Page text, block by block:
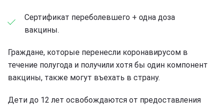
Сертификат переболевшего + одна доза
вакцины.
Граждане, которые перенесли коронавирусом в
течение полугода и получили хотя бы один компонент
вакцины, также могут въехать в страну.
Дети до 12 лет освобождаются от предоставления